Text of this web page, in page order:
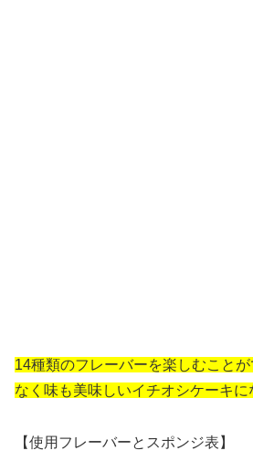
14種類のフレーバーを楽しむこと
なく味も美味しいイチオシケーキに
【使用フレーバーとスポンジ表】